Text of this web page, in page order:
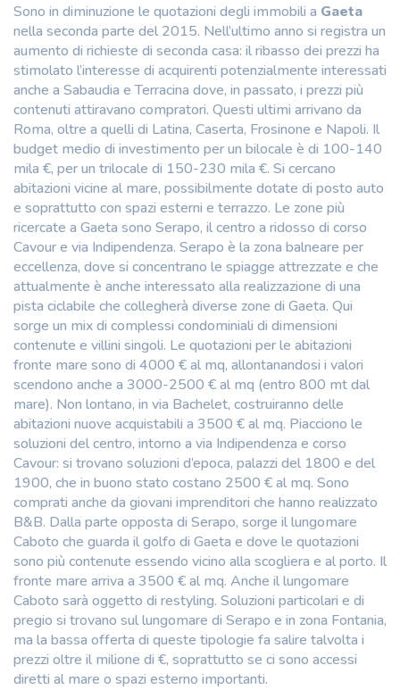
Sono in diminuzione le quotazioni degli immobili a Gaeta
nella seconda parte del 2015. Nell’ultimo anno si registra un
aumento di richieste di seconda casa: il ribasso dei prezzi ha
stimolato l’interesse di acquirenti potenzialmente interessati
anche a Sabaudia e Terracina dove, in passato, i prezzi più
contenuti attiravano compratori. Questi ultimi arrivano da
Roma, oltre a quelli di Latina, Caserta, Frosinone e Napoli. Il
budget medio di investimento per un bilocale è di 100-140
mila €, per un trilocale di 150-230 mila €. Si cercano
abitazioni vicine al mare, possibilmente dotate di posto auto
e soprattutto con spazi esterni e terrazzo. Le zone più
ricercate a Gaeta sono Serapo, il centro a ridosso di corso
Cavour e via Indipendenza. Serapo è la zona balneare per
eccellenza, dove si concentrano le spiagge attrezzate e che
attualmente è anche interessato alla realizzazione di una
pista ciclabile che collegherà diverse zone di Gaeta. Qui
sorge un mix di complessi condominiali di dimensioni
contenute e villini singoli. Le quotazioni per le abitazioni
fronte mare sono di 4000 € al mq, allontanandosi i valori
scendono anche a 3000-2500 € al mq (entro 800 mt dal
mare). Non lontano, in via Bachelet, costruiranno delle
abitazioni nuove acquistabili a 3500 € al mq. Piacciono le
soluzioni del centro, intorno a via Indipendenza e corso
Cavour: si trovano soluzioni d’epoca, palazzi del 1800 e del
1900, che in buono stato costano 2500 € al mq. Sono
comprati anche da giovani imprenditori che hanno realizzato
B&B. Dalla parte opposta di Serapo, sorge il lungomare
Caboto che guarda il golfo di Gaeta e dove le quotazioni
sono più contenute essendo vicino alla scogliera e al porto. Il
fronte mare arriva a 3500 € al mq. Anche il lungomare
Caboto sarà oggetto di restyling. Soluzioni particolari e di
pregio si trovano sul lungomare di Serapo e in zona Fontania,
ma la bassa offerta di queste tipologie fa salire talvolta i
prezzi oltre il milione di €, soprattutto se ci sono accessi
diretti al mare o spazi esterno importanti.